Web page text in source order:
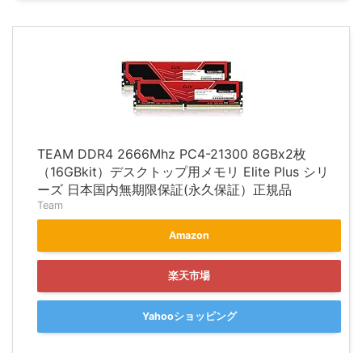
TEAM DDR4 2666Mhz PC4-21300 8GBx2枚
（16GBkit）デスクトップ用メモリ Elite Plus シリ
ーズ 日本国内無期限保証(永久保証）正規品
Team
Amazon
楽天市場
Yahooショッピング